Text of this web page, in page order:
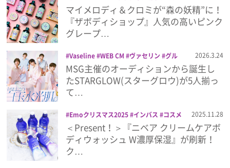
プレゼント
インタビュー
フィルム
Emoメン
ランキング
ンリオ
ボディケア マイメロディ 美容
マイメロディ＆クロミが“森の妖精”に！
『ザボディショップ』人気の高いピンク
グレープ…
Vaseline WEB CM ヴァセリン
グル
タヒア ボディローション コスメ ビュ
ーティー
ボディケア 美容
2026.3.24
MSG主催のオーディションから誕生し
たSTARGLOW(スターグロウ)が5人揃っ
て…
Emoクリスマス2025 インバス
コスメ
スキンケア
ニベア ビューティー プ
レゼント
ボディウォッシュ ボディケア
美容
2025.11.28
＜Present！＞『ニベア クリームケアボ
ディウォッシュ W濃厚保湿』が刷新！
ク…